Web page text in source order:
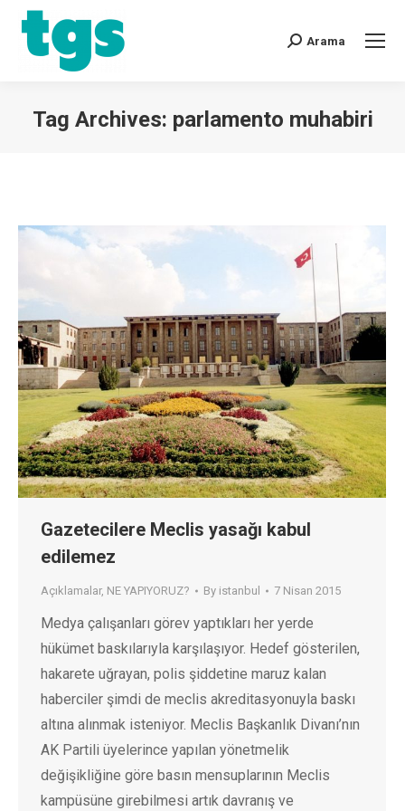
Arama
Tag Archives: parlamento muhabiri
Gazetecilere Meclis yasağı kabul
edilemez
Açıklamalar, NE YAPIYORUZ? By istanbul 7 Nisan 2015
Medya çalışanları görev yaptıkları her yerde
hükümet baskılarıyla karşılaşıyor. Hedef gösterilen,
hakarete uğrayan, polis şiddetine maruz kalan
haberciler şimdi de meclis akreditasyonuyla baskı
altına alınmak isteniyor. Meclis Başkanlık Divanı’nın
AK Partili üyelerince yapılan yönetmelik
değişikliğine göre basın mensuplarının Meclis
kampüsüne girebilmesi artık davranış ve